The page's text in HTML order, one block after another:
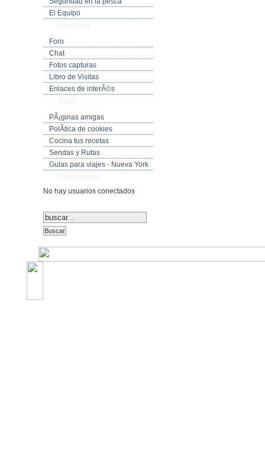
El Equipo
Foro
Chat
Fotos capturas
Libro de Visitas
Enlaces de interÃ©s
PÃ¡ginas amigas
PolÃ­tica de cookies
Cocina tus recetas
Sendas y Rutas
Guias para viajes - Nueva York
No hay usuarios conectados